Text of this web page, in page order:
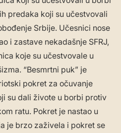
predaka koji su učestvovali
Srbije. Učesnici nose
i zastave nekadašnje SFRJ,
koje su učestvovale u
“Besmrtni puk” je
pokret za očuvanje
su dali živote u borbi protiv
ratu. Pokret je nastao u
je brzo zaživela i pokret se